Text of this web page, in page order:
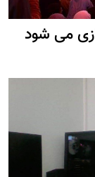
می شود